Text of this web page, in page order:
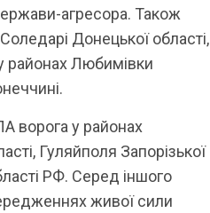
агресора. Також
Донецької області,
районах Любимівки
ворога у районах
Гуляйполя Запорізької
РФ. Серед іншого
живої сили